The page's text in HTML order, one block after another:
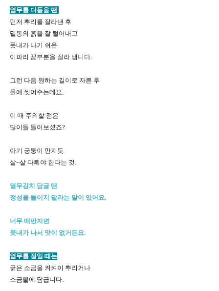
열무를 다듬을 땐
먼저 뿌리를 잘라낸 후
밑동의 흙을 잘 털어내고
풋내가 나기 쉬운
이파리 끝부분을 잘라 냅니다.
그런 다음 원하는 길이로 자른 후
물에 씻어주는데요,
이 때 주의할 점은
많이들 들어보셨죠?
아기 궁둥이 만지듯
살~살 다뤄야 한다는 것.
열무김치 담글 땐
정성을 들이지 말라는 말이 있어요.
너무 매만지면
풋내가 나서 맛이 없거든요.
열무를 절일 때는
굵은 소금을 켜켜이 뿌리거나
소금물에 담급니다.